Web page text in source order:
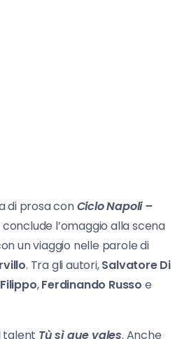
di prosa conCiclo Napoli –
conclude l’omaggio alla scena
un viaggio nelle parole di
. Tra gli autori,Salvatore Di
,Ferdinando Russo e
talent Tù sì que vales. Anche